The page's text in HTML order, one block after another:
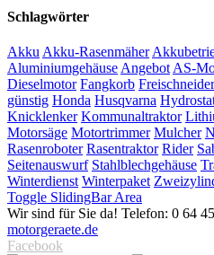
Schlagwörter
Akku Akku-Rasenmäher
Aluminiumgehäuse Angebot AS-
Dieselmotor Fangkorb Freischneider
günstig Honda Husqvarna
Knicklenker Kommunaltraktor
Motorsäge Motortrimmer Mulcher
Rasenroboter Rasentraktor Rider
Seitenauswurf Stahlblechgehäuse
Winterdienst Winterpaket
Toggle SlidingBar Area
Wir sind für Sie da! Telefon: 0 64
motorgeraete.de
Facebook